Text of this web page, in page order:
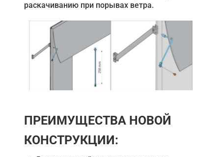
раскачиванию при порывах ветра.
ПРЕИМУЩЕСТВА НОВОЙ
КОНСТРУКЦИИ: